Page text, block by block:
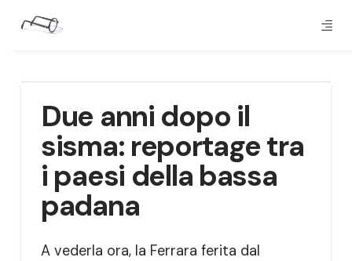
Due anni dopo il
sisma: reportage tra
i paesi della bassa
padana
A vederla ora, la Ferrara ferita dal